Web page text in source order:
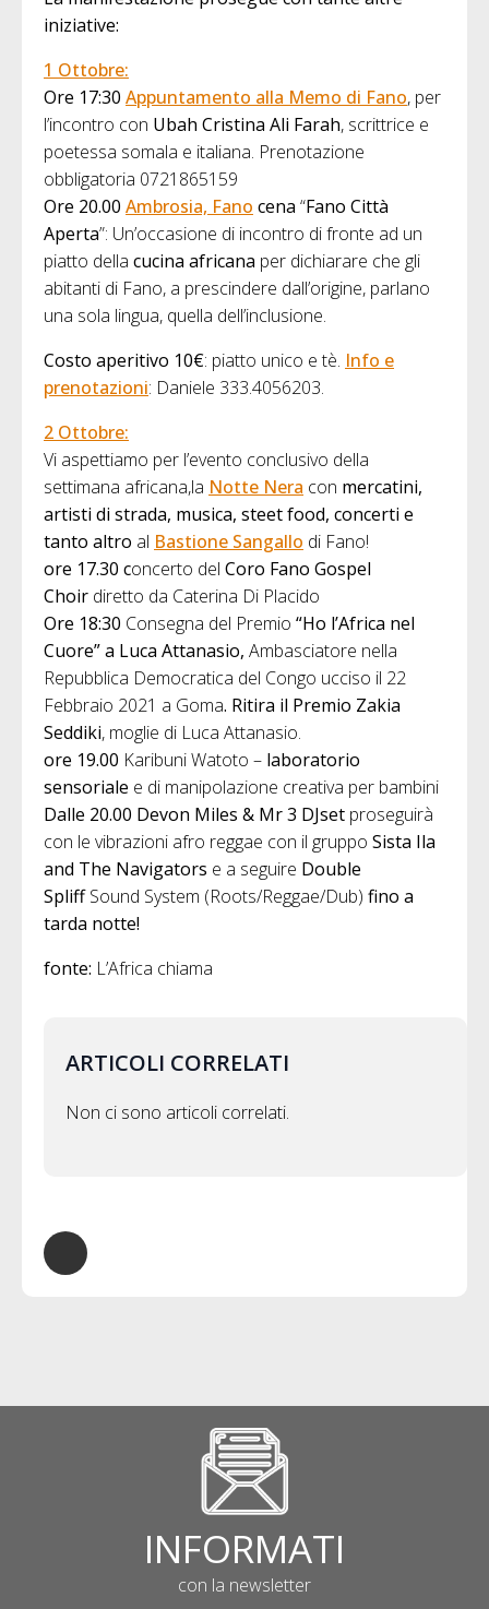
iniziative:
1 Ottobre:
Ore 17:30 Appuntamento alla Memo di Fano, per
l’incontro con Ubah Cristina Ali Farah, scrittrice e
poetessa somala e italiana. Prenotazione
obbligatoria 0721865159
Ore 20.00 Ambrosia, Fano cena “Fano Città
Aperta”: Un’occasione di incontro di fronte ad un
piatto della cucina africana per dichiarare che gli
abitanti di Fano, a prescindere dall’origine, parlano
una sola lingua, quella dell’inclusione.
Costo aperitivo 10€: piatto unico e tè. Info e
prenotazioni: Daniele 333.4056203.
2 Ottobre:
Vi aspettiamo per l’evento conclusivo della
settimana africana,la Notte Nera con mercatini,
artisti di strada, musica, steet food, concerti e
tanto altro al Bastione Sangallo di Fano!
ore 17.30 concerto del Coro Fano Gospel
Choir diretto da Caterina Di Placido
Ore 18:30 Consegna del Premio “Ho l’Africa nel
Cuore” a Luca Attanasio, Ambasciatore nella
Repubblica Democratica del Congo ucciso il 22
Febbraio 2021 a Goma. Ritira il Premio Zakia
Seddiki, moglie di Luca Attanasio.
ore 19.00 Karibuni Watoto – laboratorio
sensoriale e di manipolazione creativa per bambini
Dalle 20.00 Devon Miles & Mr 3 DJset proseguirà
con le vibrazioni afro reggae con il gruppo Sista Ila
and The Navigators e a seguire Double
SpliffSound System (Roots/Reggae/Dub) fino a
tarda notte!
fonte: L’Africa chiama
ARTICOLI CORRELATI
Non ci sono articoli correlati.
INFORMATI
con la newsletter